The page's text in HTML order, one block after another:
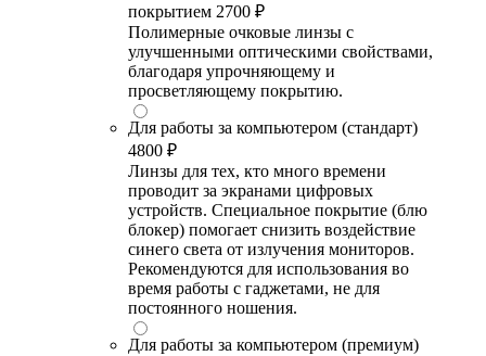
покрытием 2700 ₽
Полимерные очковые линзы с
улучшенными оптическими свойствами,
благодаря упрочняющему и
просветляющему покрытию.
Для работы за компьютером (стандарт)
4800 ₽
Линзы для тех, кто много времени
проводит за экранами цифровых
устройств. Специальное покрытие (блю
блокер) помогает снизить воздействие
синего света от излучения мониторов.
Рекомендуются для использования во
время работы с гаджетами, не для
постоянного ношения.
Для работы за компьютером (премиум)